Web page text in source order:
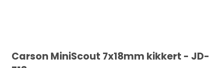
Carson MiniScout 7x18mm kikkert - JD-